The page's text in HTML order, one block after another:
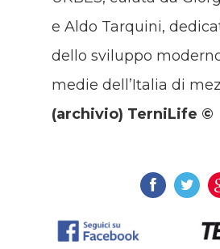
e Aldo Tarquini,
dello sviluppo
medie dell’Italia di
(archivio) TerniLife ©